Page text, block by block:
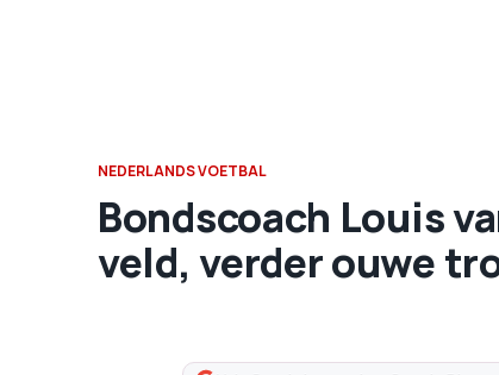
NEDERLANDS VOETBAL
Bondscoach Louis
veld, verder ouwe